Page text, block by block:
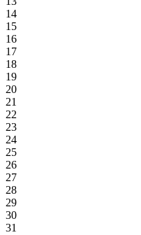
14
15
16
17
18
19
20
21
22
23
24
25
26
27
28
29
30
31